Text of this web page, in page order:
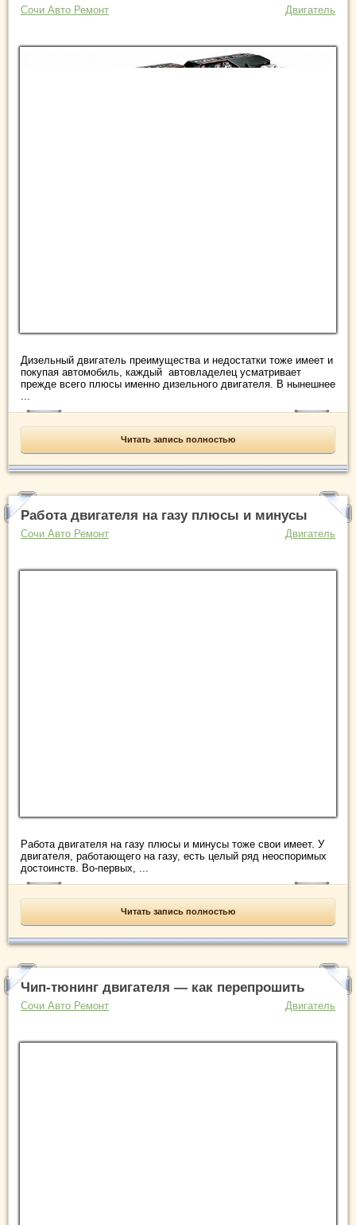
Сочи Авто Ремонт Двигатель
Дизельный двигатель преимущества и недостатки тоже имеет и
покупая автомобиль, каждый автовладелец усматривает
прежде всего плюсы именно дизельного двигателя. В нынешнее
...
Читать запись полностью
Работа двигателя на газу плюсы и минусы
Сочи Авто Ремонт Двигатель
Работа двигателя на газу плюсы и минусы тоже свои имеет. У
двигателя, работающего на газу, есть целый ряд неоспоримых
достоинств. Во-первых, ...
Читать запись полностью
Чип-тюнинг двигателя — как перепрошить
Сочи Авто Ремонт Двигатель